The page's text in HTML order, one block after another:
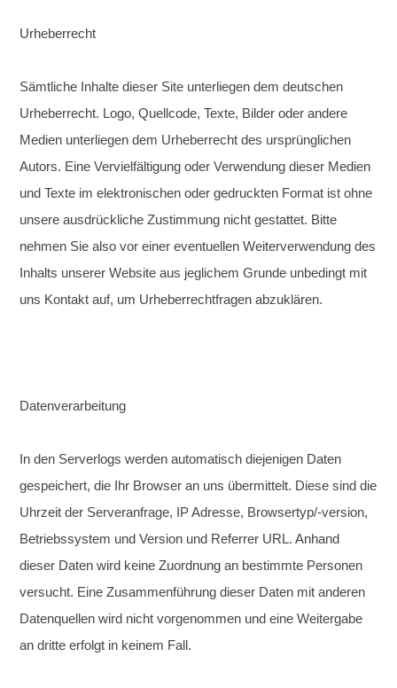
Urheberrecht
Sämtliche Inhalte dieser Site unterliegen dem deutschen
Urheberrecht. Logo, Quellcode, Texte, Bilder oder andere
Medien unterliegen dem Urheberrecht des ursprünglichen
Autors. Eine Vervielfältigung oder Verwendung dieser Medien
und Texte im elektronischen oder gedruckten Format ist ohne
unsere ausdrückliche Zustimmung nicht gestattet. Bitte
nehmen Sie also vor einer eventuellen Weiterverwendung des
Inhalts unserer Website aus jeglichem Grunde unbedingt mit
uns Kontakt auf, um Urheberrechtfragen abzuklären.
Datenverarbeitung
In den Serverlogs werden automatisch diejenigen Daten
gespeichert, die Ihr Browser an uns übermittelt. Diese sind die
Uhrzeit der Serveranfrage, IP Adresse, Browsertyp/-version,
Betriebssystem und Version und Referrer URL. Anhand
dieser Daten wird keine Zuordnung an bestimmte Personen
versucht. Eine Zusammenführung dieser Daten mit anderen
Datenquellen wird nicht vorgenommen und eine Weitergabe
an dritte erfolgt in keinem Fall.